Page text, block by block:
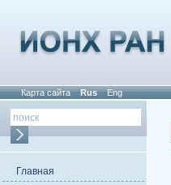
Карта сайта Rus Eng
Главная